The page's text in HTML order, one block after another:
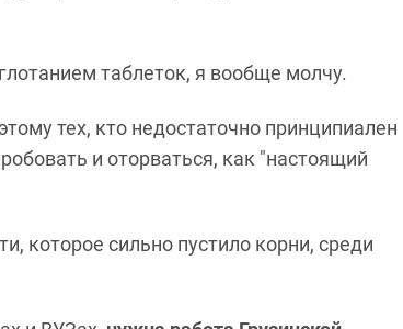
таблеток, я вообще молчу.
тех, кто недостаточно принципиален
и оторваться, как "настоящий
которое сильно пустило корни, среди